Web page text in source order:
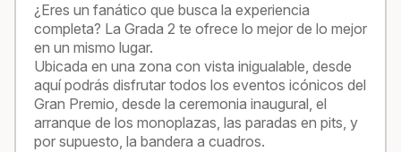
¿Eres un fanático que busca la experiencia
completa? La Grada 2 te ofrece lo mejor de lo mejor
en un mismo lugar.
Ubicada en una zona con vista inigualable, desde
aquí podrás disfrutar todos los eventos icónicos del
Gran Premio, desde la ceremonia inaugural, el
arranque de los monoplazas, las paradas en pits, y
por supuesto, la bandera a cuadros.